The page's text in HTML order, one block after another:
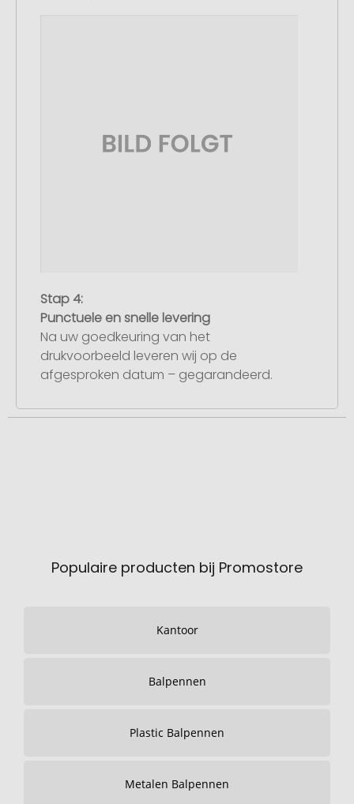
Stap 4:
Punctuele en snelle levering
Na uw goedkeuring van het
drukvoorbeeld leveren wij op de
afgesproken datum – gegarandeerd.
Populaire producten bij Promostore
Kantoor
Balpennen
Plastic Balpennen
Metalen Balpennen